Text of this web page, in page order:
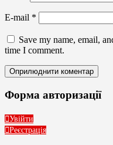
E-mail *
Save my name, email,
time I comment.
Форма авторизації
Увійти
Реєстрація